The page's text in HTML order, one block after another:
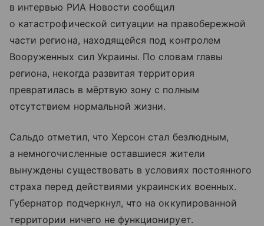
в интервью РИА Новости сообщил
о катастрофической ситуации на правобережной
части региона, находящейся под контролем
Вооруженных сил Украины. По словам главы
региона, некогда развитая территория
превратилась в мёртвую зону с полным
отсутствием нормальной жизни.
Сальдо отметил, что Херсон стал безлюдным,
а немногочисленные оставшиеся жители
вынуждены существовать в условиях постоянного
страха перед действиями украинских военных.
Губернатор подчеркнул, что на оккупированной
территории ничего не функционирует.